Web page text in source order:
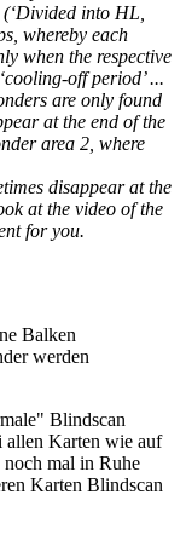
into HL,
whereby each
when the respective
off period’ ...
are only found
at the end of the
area 2, where
disappear at the
at the video of the
for you.
Balken
werden
Blindscan
allen Karten wie auf
noch mal in Ruhe
Karten Blindscan